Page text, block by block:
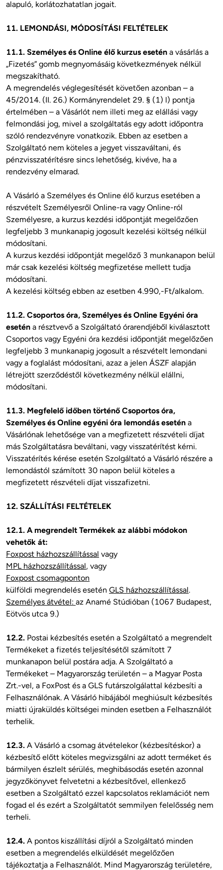
alapuló, korlátozhatatlan jogait.
11. LEMONDÁSI, MÓDOSÍTÁSI FELTÉTELEK
11.1. Személyes és Online élő kurzus esetén a vásárlás a
„Fizetés” gomb megnyomásáig következmények nélkül
megszakítható.
A megrendelés véglegesítését követően azonban – a
45/2014. (II. 26.) Kormányrendelet 29. § (1) l) pontja
értelmében – a Vásárlót nem illeti meg az elállási vagy
felmondási jog, mivel a szolgáltatás egy adott időpontra
szóló rendezvényre vonatkozik. Ebben az esetben a
Szolgáltató nem köteles a jegyet visszaváltani, és
pénzvisszatérítésre sincs lehetőség, kivéve, ha a
rendezvény elmarad.
A Vásárló a Személyes és Online élő kurzus esetében a
részvételt Személyesről Online-ra vagy Online-ról
Személyesre, a kurzus kezdési időpontját megelőzően
legfeljebb 3 munkanapig jogosult kezelési költség nélkül
módosítani.
A kurzus kezdési időpontját megelőző 3 munkanapon belül
már csak kezelési költség megfizetése mellett tudja
módosítani.
A kezelési költség ebben az esetben 4.990,-Ft/alkalom.
11.2. Csoportos óra, Személyes és Online Egyéni óra
esetén a résztvevő a Szolgáltató órarendjéből kiválasztott
Csoportos vagy Egyéni óra kezdési időpontját megelőzően
legfeljebb 3 munkanapig jogosult a részvételt lemondani
vagy a foglalást módosítani, azaz a jelen ÁSZF alapján
létrejött szerződéstől következmény nélkül elállni,
módosítani.
11.3. Megfelelő időben történő Csoportos óra,
Személyes és Online egyéni óra lemondás esetén a
Vásárlónak lehetősége van a megfizetett részvételi díjat
más Szolgáltatásra beváltani, vagy visszatérítést kérni.
Visszatérítés kérése esetén Szolgáltató a Vásárló részére a
lemondástól számított 30 napon belül köteles a
megfizetett részvételi díjat visszafizetni.
12. SZÁLLÍTÁSI FELTÉTELEK
12.1. A megrendelt Termékek az alábbi módokon
vehetők át:
Foxpost házhozszállítással
MPL házhozszállítással
Foxpost csomagponton
külföldi megrendelés esetén GLS házhozszállítással
Személyes átvétel: az Anamé Stúdióban (1067 Budapest,
Eötvös utca 9.)
12.2. Postai kézbesítés esetén a Szolgáltató a megrendelt
Termékeket a fizetés teljesítésétől számított 7
munkanapon belül postára adja. A Szolgáltató a
Termékeket – Magyarország területén – a Magyar Posta
Zrt.-vel, a FoxPost és a GLS futárszolgálattal kézbesíti a
Felhasználónak. A Vásárló hibájából meghiúsult kézbesítés
miatti újraküldés költségei minden esetben a Felhasználót
terhelik.
12.3. A Vásárló a csomag átvételekor (kézbesítéskor) a
kézbesítő előtt köteles megvizsgálni az adott terméket és
bármilyen észlelt sérülés, meghibásodás esetén azonnal
jegyzőkönyvet felvetetni a kézbesítővel, ellenkező
esetben a Szolgáltató ezzel kapcsolatos reklamációt nem
fogad el és ezért a Szolgáltatót semmilyen felelősség nem
terheli.
12.4. A pontos kiszállítási díjról a Szolgáltató minden
esetben a megrendelés elküldését megelőzően
tájékoztatja a Felhasználót. Mind Magyarország területére,